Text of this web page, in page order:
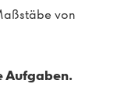
von
Aufgaben.